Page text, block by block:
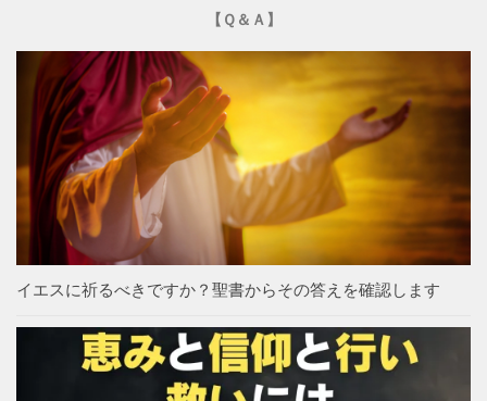
【Ｑ＆Ａ】
イエスに祈るべきですか？聖書からその答えを確認します